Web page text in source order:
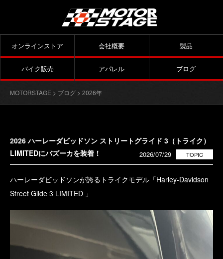
オンラインストア 会社概要 製品
バイク販売 アパレル ブログ
MOTORSTAGE > ブログ > 2026年
2026 ハーレーダビッドソン ストリートグライド 3（トライク）
LIMITEDにバズーカを装着！
TOPIC
2026/07/29
ハーレーダビッドソンが誇るトライクモデル「Harley-Davidson
Street Glide 3 LIMITED 」